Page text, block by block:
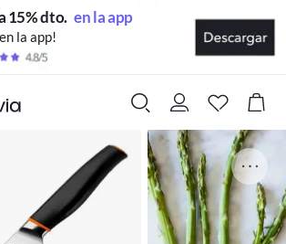
15% dto. en la app
la app!